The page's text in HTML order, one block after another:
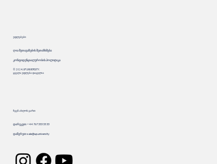
უფლებები
ღია შეთავაზების შეთანხმება
კონფიდენციალურობის პოლიტიკა
© 2024. UP.UNIVERSITY.
ყველა უფლება დაცულია
ჩვენ ახლოს ვართ
დაწერეთ:sale@up.university
დარეკეთ: +44 767 333 33 33